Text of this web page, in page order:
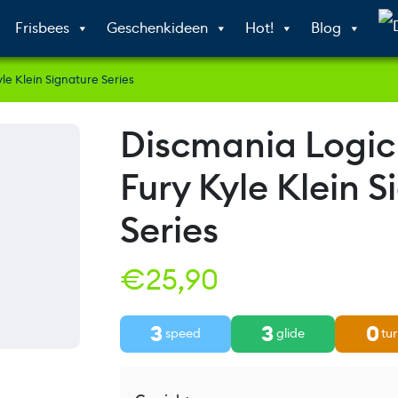
Frisbees Geschenkideen Hot!
Blog
Klein Signature Series
Discmania
Fury Kyle Klein
Series
€25,90
3 speed 3glide 0